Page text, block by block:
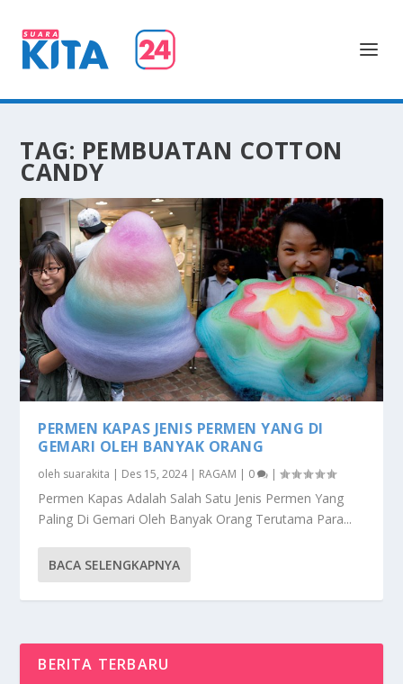
TAG: PEMBUATAN COTTON
CANDY
PERMEN KAPAS JENIS PERMEN YANG DI
GEMARI OLEH BANYAK ORANG
oleh suarakita | Des 15, 2024| RAGAM | 0 |
Permen Kapas Adalah Salah Satu Jenis Permen Yang
Paling Di Gemari Oleh Banyak Orang Terutama Para...
BACA SELENGKAPNYA
BERITA TERBARU